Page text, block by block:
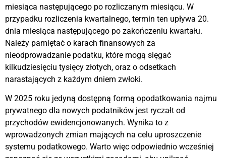
miesiąca następującego po rozliczanym miesiącu. W
przypadku rozliczenia kwartalnego, termin ten upływa 20.
dnia miesiąca następującego po zakończeniu kwartału.
Należy pamiętać o karach finansowych za
nieodprowadzanie podatku, które mogą sięgać
kilkudziesięciu tysięcy złotych, oraz o odsetkach
narastających z każdym dniem zwłoki.
W 2025 roku jedyną dostępną formą opodatkowania najmu
prywatnego dla nowych podatników jest ryczałt od
przychodów ewidencjonowanych. Wynika to z
wprowadzonych zmian mających na celu uproszczenie
systemu podatkowego. Warto więc odpowiednio wcześniej